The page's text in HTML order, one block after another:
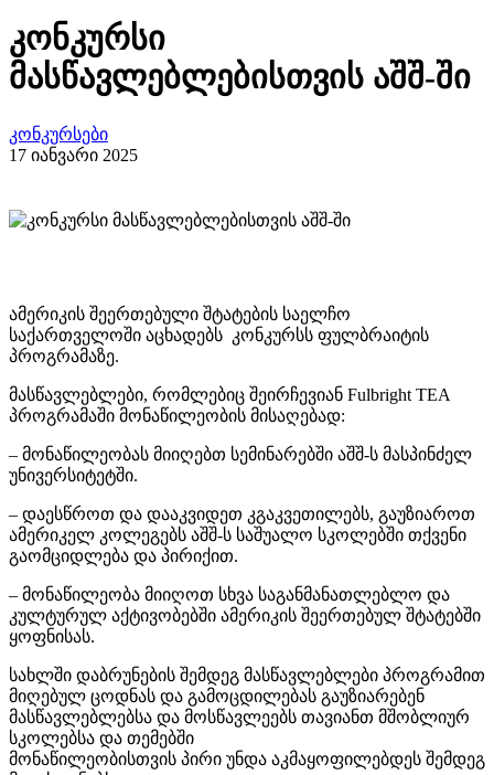
კონკურსი
მასწავლებლებისთვის აშშ-ში
კონკურსები
17 იანვარი 2025
ამერიკის შეერთებული შტატების საელჩო
საქართველოში აცხადებს კონკურსს ფულბრაიტის
პროგრამაზე.
მასწავლებლები, რომლებიც შეირჩევიან Fulbright TEA
პროგრამაში მონაწილეობის მისაღებად:
– მონაწილეობას მიიღებთ სემინარებში აშშ-ს მასპინძელ
უნივერსიტეტში.
– დაესწროთ და დააკვიდეთ კგაკვეთილებს, გაუზიაროთ
ამერიკელ კოლეგებს აშშ-ს საშუალო სკოლებში თქვენი
გაომციდლება და პირიქით.
– მონაწილეობა მიიღოთ სხვა საგანმანათლებლო და
კულტურულ აქტივობებში ამერიკის შეერთებულ შტატებში
ყოფნისას.
სახლში დაბრუნების შემდეგ მასწავლებლები პროგრამით
მიღებულ ცოდნას და გამოცდილებას გაუზიარებენ
მასწავლებლებსა და მოსწავლეებს თავიანთ მშობლიურ
სკოლებსა და თემებში
მონაწილეობისთვის პირი უნდა აკმაყოფილებდეს შემდეგ